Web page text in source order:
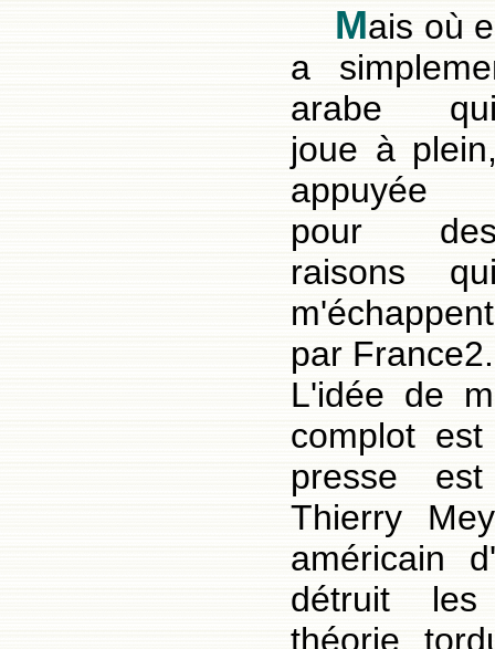
Mais où
a
arabe
joue à
appuyée
pour
raisons
m'échappent
par France2.
L'idée de
complot
presse est
Thierry
américain
détruit les
théorie